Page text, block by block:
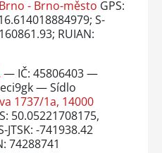
- Brno-město GPS:
S-
RUIAN:
— IČ: 45806403 —
— Sídlo
1737/1a, 14000
50.05221708175,
JTSK: -741938.42
74288741